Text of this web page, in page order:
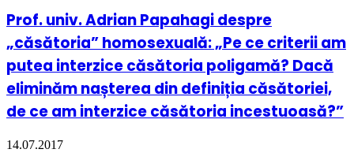
Prof. univ. Adrian Papahagi despre
„căsătoria” homosexuală: „Pe ce criterii am
putea interzice căsătoria poligamă? Dacă
eliminăm nașterea din definiția căsătoriei,
de ce am interzice căsătoria incestuoasă?”
14.07.2017